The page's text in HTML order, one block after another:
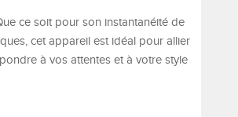
ce soit pour son instantanéité de
cet appareil est idéal pour allier
à vos attentes et à votre style